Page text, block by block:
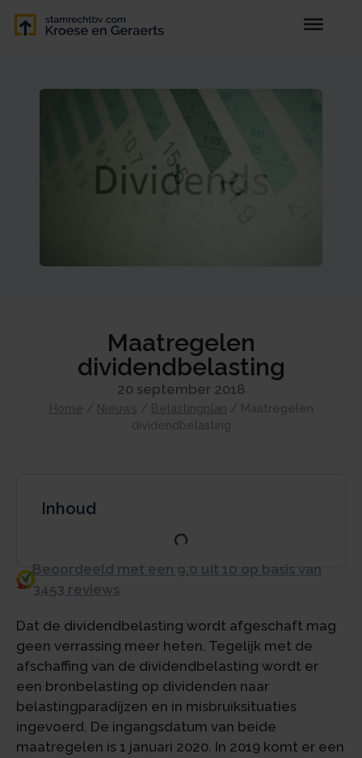
Maatregelen
dividendbelasting
20 september 2018
Home / Nieuws / Belastingplan / Maatregelen
dividendbelasting
Inhoud
Beoordeeld met een 9.0 uit 10 op basis van
3453 reviews
Dat de dividendbelasting wordt afgeschaft mag
geen verrassing meer heten. Tegelijk met de
afschaffing van de dividendbelasting wordt er
een bronbelasting op dividenden naar
belastingparadijzen en in misbruiksituaties
ingevoerd. De ingangsdatum van beide
maatregelen is 1 januari 2020. In 2019 komt er een